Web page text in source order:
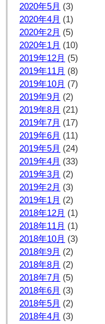
2020年5月 (3)
2020年4月 (1)
2020年2月 (5)
2020年1月 (10)
2019年12月 (5)
2019年11月 (8)
2019年10月 (7)
2019年9月 (2)
2019年8月 (21)
2019年7月 (17)
2019年6月 (11)
2019年5月 (24)
2019年4月 (33)
2019年3月 (2)
2019年2月 (3)
2019年1月 (2)
2018年12月 (1)
2018年11月 (1)
2018年10月 (3)
2018年9月 (2)
2018年8月 (2)
2018年7月 (5)
2018年6月 (3)
2018年5月 (2)
2018年4月 (3)